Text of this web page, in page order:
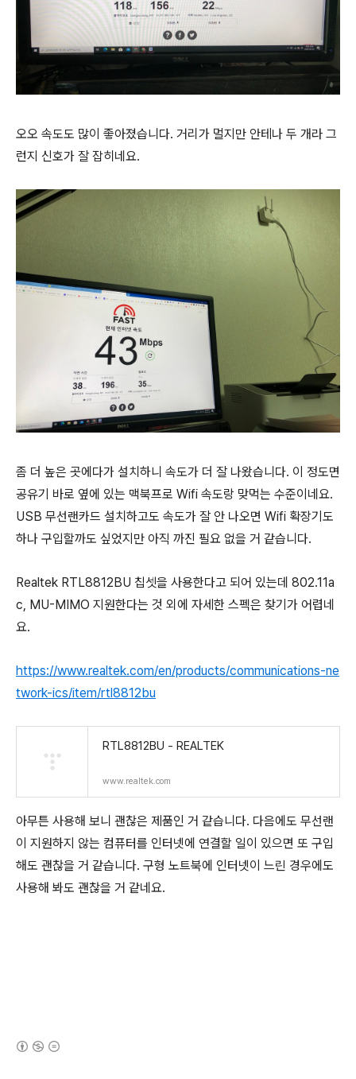
오오 속도도 많이 좋아졌습니다. 거리가 멀지만 안테나 두 개라 그
런지 신호가 잘 잡히네요.
좀 더 높은 곳에다가 설치하니 속도가 더 잘 나왔습니다. 이 정도면
공유기 바로 옆에 있는 맥북프로 Wifi 속도랑 맞먹는 수준이네요.
USB 무선랜카드 설치하고도 속도가 잘 안 나오면 Wifi 확장기도
하나 구입할까도 싶었지만 아직 까진 필요 없을 거 같습니다.
Realtek RTL8812BU 칩셋을 사용한다고 되어 있는데 802.11a
c, MU-MIMO 지원한다는 것 외에 자세한 스펙은 찾기가 어렵네
요.
https://www.realtek.com/en/products/communications-ne
twork-ics/item/rtl8812bu
RTL8812BU - REALTEK
www.realtek.com
아무튼 사용해 보니 괜찮은 제품인 거 같습니다. 다음에도 무선랜
이 지원하지 않는 컴퓨터를 인터넷에 연결할 일이 있으면 또 구입
해도 괜찮을 거 같습니다. 구형 노트북에 인터넷이 느린 경우에도
사용해 봐도 괜찮을 거 같네요.